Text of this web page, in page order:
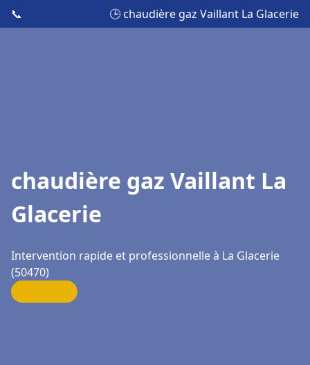
📞 🕒 chaudière gaz Vaillant La Glacerie
chaudière gaz Vaillant La
Glacerie
Intervention rapide et professionnelle à La Glacerie
(50470)